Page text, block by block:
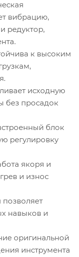
вибрацию,
редуктор,
к высоким
исходную
без просадок
блок
регулировку
якоря и
и износ
позволяет
навыков и
оригинальной
инструмента